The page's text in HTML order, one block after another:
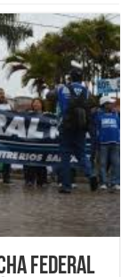
federal